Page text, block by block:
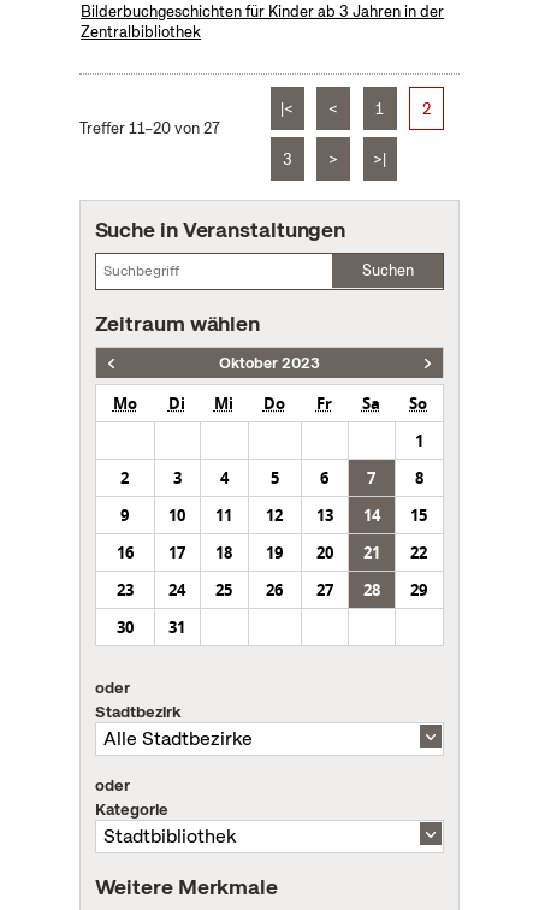
Bilderbuchgeschichten für Kinder ab 3 Jahren in der
Zentralbibliothek
Treffer 11–20 von 27
|< < 1 2
3 > >|
Suche in Veranstaltungen
Suchen
Zeitraum wählen
Oktober 2023
Mo Di Mi Do Fr Sa
So
1
2
3 4 5 6 7
8
9
10 11 12 13 14
15
16
17 18 19 20 21
22
23
24 25 26 27 28
29
30
31
oder
Stadtbezirk
oder
Kategorie
Weitere Merkmale